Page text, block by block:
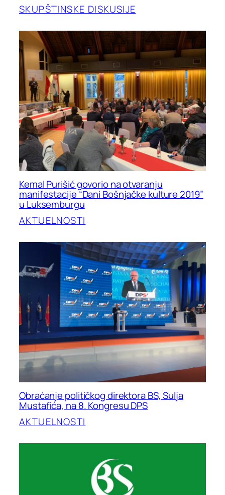
SKUPŠTINSKE DISKUSIJE
Kemal Purišić govorio na otvaranju
manifestacije “Dani Bošnjačke kulture 2019”
u Luksemburgu
AKTUELNOSTI
Obraćanje političkog direktora BS, Sulja
Mustafića, na 8. Kongresu DPS
AKTUELNOSTI